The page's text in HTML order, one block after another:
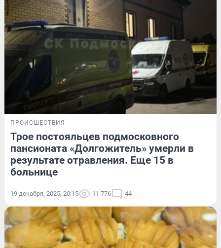
ПРОИСШЕСТВИЯ
Трое постояльцев подмосковного
пансионата «Долгожитель» умерли в
результате отравления. Еще 15 в
больнице
19 декабря, 2025, 20:15 11 776 44